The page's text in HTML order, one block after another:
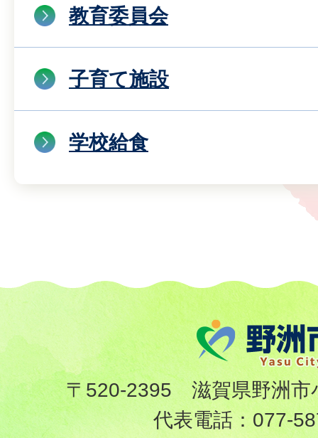
教育委員会
子育て施設
学校給食
〒520-2395 滋賀県野洲市
代表電話： 077-